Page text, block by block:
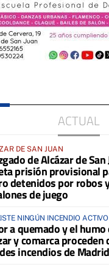
ACTUAL
DE SAN JUAN
de Alcázar de San
prisión provisional
detenidos por robos
de juego
NINGÚN INCENDIO
a quemado y el humo
y comarca proceden
incendios de